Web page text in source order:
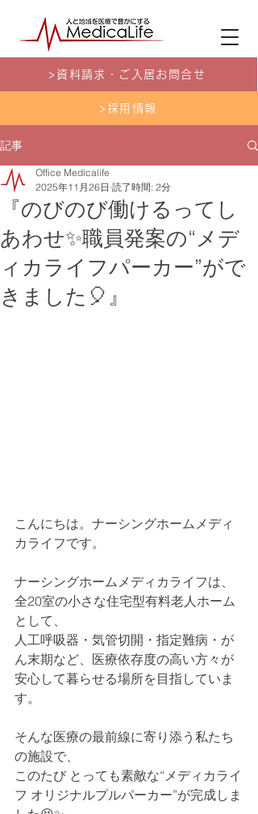
>資料請求・ご入居お問合せ
>採用情報
記事
『のびのび働けるってし
あわせ✨職員発案の“メデ
ィカライフパーカー”がで
きました🎈』
Office Medicalife
2025年11月26日 読了時間: 2分
こんにちは。ナーシングホームメディ
カライフです。
ナーシングホームメディカライフは、
全20室の小さな住宅型有料老人ホーム
として、
人工呼吸器・気管切開・指定難病・が
ん末期など、医療依存度の高い方々が
安心して暮らせる場所を目指していま
す。
そんな医療の最前線に寄り添う私たち
の施設で、
このたび とっても素敵な“メディカライ
フ オリジナルプルパーカー”が完成しま